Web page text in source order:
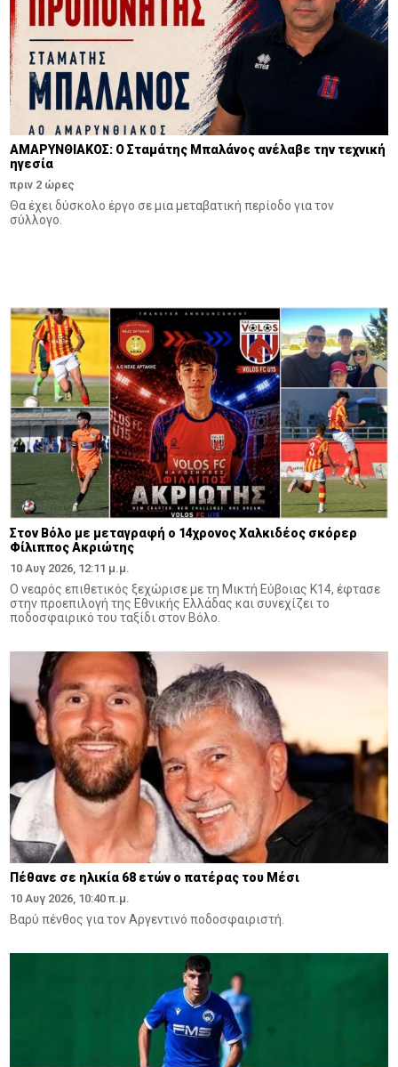
ΑΜΑΡΥΝΘΙΑΚΟΣ: Ο Σταμάτης Μπαλάνος ανέλαβε την τεχνική
ηγεσία
πριν 2 ώρες
Θα έχει δύσκολο έργο σε μια μεταβατική περίοδο για τον
σύλλογο.
Στον Βόλο με μεταγραφή ο 14χρονος Χαλκιδέος σκόρερ
Φίλιππος Ακριώτης
10 Αυγ 2026, 12:11 μ.μ.
Ο νεαρός επιθετικός ξεχώρισε με τη Μικτή Εύβοιας Κ14, έφτασε
στην προεπιλογή της Εθνικής Ελλάδας και συνεχίζει το
ποδοσφαιρικό του ταξίδι στον Βόλο.
Πέθανε σε ηλικία 68 ετών ο πατέρας του Μέσι
10 Αυγ 2026, 10:40 π.μ.
Βαρύ πένθος για τον Αργεντινό ποδοσφαιριστή.